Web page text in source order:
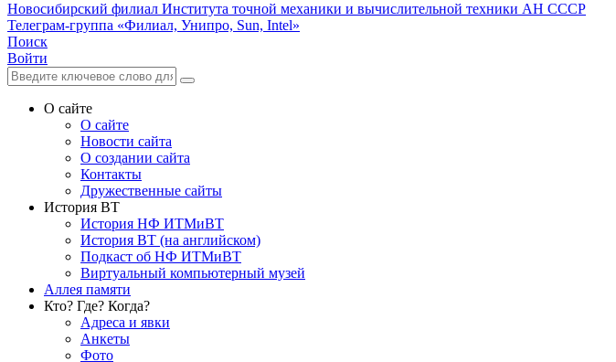
Новосибирский филиал Института точной механики и вычислительной техники АН СССР
Телеграм-группа «Филиал, Унипро, Sun, Intel»
Поиск
Войти
О сайте
О сайте
Новости сайта
О создании сайта
Контакты
Дружественные сайты
История ВТ
История НФ ИТМиВТ
История ВТ (на английском)
Подкаст об НФ ИТМиВТ
Виртуальный компьютерный музей
Аллея памяти
Кто? Где? Когда?
Адреса и явки
Анкеты
Фото